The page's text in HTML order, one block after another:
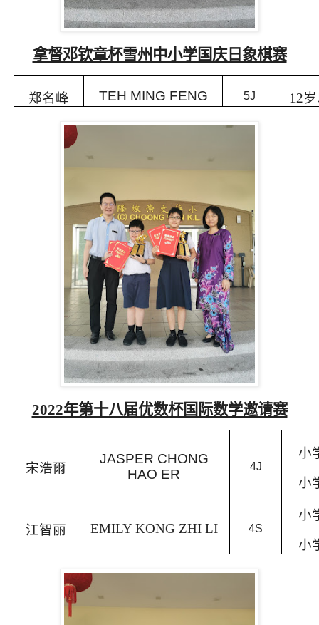
拿督邓钦章杯雪州中小学国庆日象棋赛
郑名峰 TEH MING FENG 5J 12
2022年第十八届优数杯国际数学邀请赛
宋浩爾
JASPER CHONG
HAO ER
4J
小
小
江智丽 EMILY KONG ZHI LI 4S
小
小